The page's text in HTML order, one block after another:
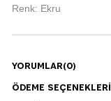
Renk: Ekru
YORUMLAR(0)
ÖDEME SEÇENEKLERI